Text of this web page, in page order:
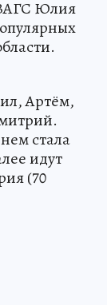
Юлия
Артём,
стала
идут
(70